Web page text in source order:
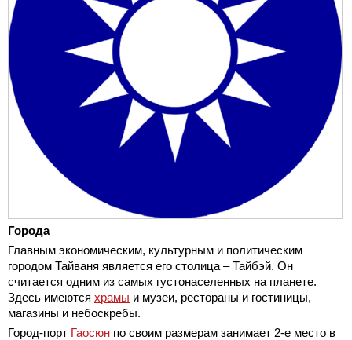
Города
Главным экономическим, культурным и политическим
городом Тайваня является его столица – Тайбэй. Он
считается одним из самых густонаселенных на планете.
Здесь имеются храмы и музеи, рестораны и гостиницы,
магазины и небоскребы.
Город-порт Гаосюн по своим размерам занимает 2-е место в